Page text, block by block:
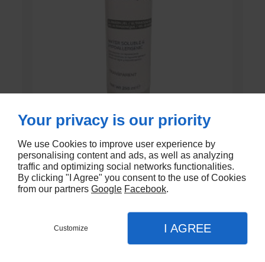
GEL DE CONTACT UNI’GEL
En stock
€1,35
Your privacy is our priority
We use Cookies to improve user experience by
personalising content and ads, as well as analyzing
traffic and optimizing social networks functionalities.
By clicking "I Agree" you consent to the use of Cookies
from our partners Google Facebook.
Customize I AGREE